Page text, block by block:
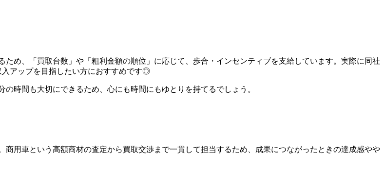
ため、「買取台数」や「粗利金額の順位」に応じて、歩合・インセンティブを支給しています。実際に同社
入アップを目指したい方におすすめです◎
時間も大切にできるため、心にも時間にもゆとりを持てるでしょう。
用車という高額商材の査定から買取交渉まで一貫して担当するため、成果につながったときの達成感やや